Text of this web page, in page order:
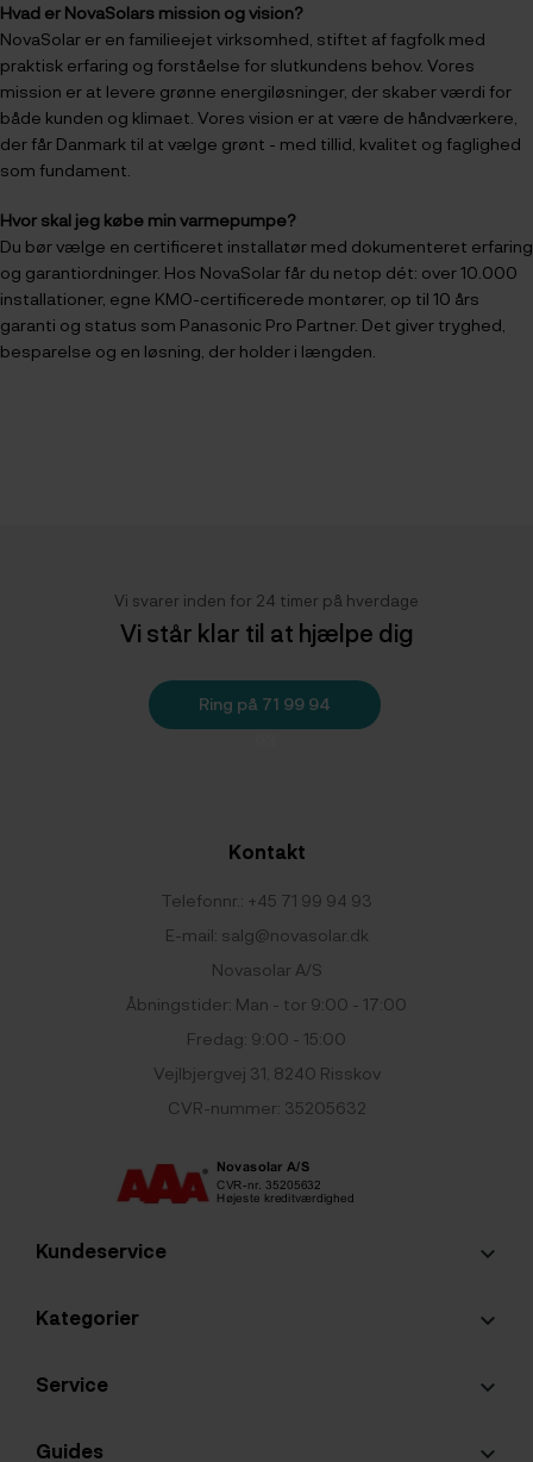
Hvad er NovaSolars mission og vision?
NovaSolar er en familieejet virksomhed, stiftet af fagfolk med
praktisk erfaring og forståelse for slutkundens behov. Vores
mission er at levere grønne energiløsninger, der skaber værdi for
både kunden og klimaet. Vores vision er at være de håndværkere,
der får Danmark til at vælge grønt - med tillid, kvalitet og faglighed
som fundament.
Hvor skal jeg købe min varmepumpe?
Du bør vælge en certificeret installatør med dokumenteret erfaring
og garantiordninger. Hos NovaSolar får du netop dét: over 10.000
installationer, egne KMO-certificerede montører, op til 10 års
garanti og status som Panasonic Pro Partner. Det giver tryghed,
besparelse og en løsning, der holder i længden.
Vi svarer inden for 24 timer på hverdage
Vi står klar til at hjælpe dig
Ring på 71 99 94
Kontakt
Telefonnr.: +45 71 99 94 93
E-mail: salg@novasolar.dk
Novasolar A/S
Åbningstider: Man - tor 9:00 - 17:00
Fredag: 9:00 - 15:00
Vejlbjergvej 31, 8240 Risskov
CVR-nummer: 35205632
Kundeservice keyboard_arrow_down
Kategorier keyboard_arrow_down
Service keyboard_arrow_down
Guides keyboard_arrow_down